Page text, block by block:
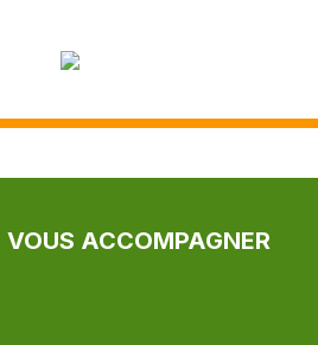
VOUS ACCOMPAGNER